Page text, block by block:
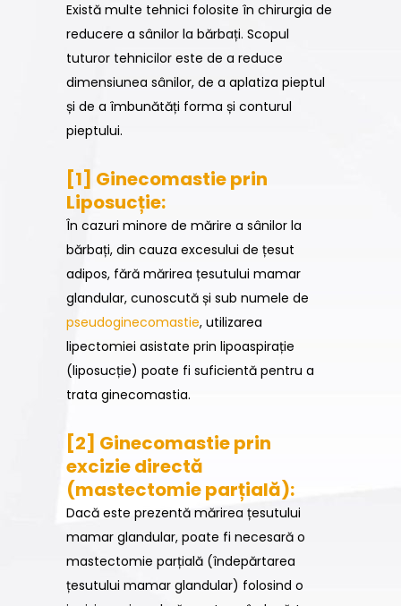
Există multe tehnici folosite în chirurgia de
reducere a sânilor la bărbați. Scopul
tuturor tehnicilor este de a reduce
dimensiunea sânilor, de a aplatiza pieptul
și de a îmbunătăți forma și conturul
pieptului.
[1] Ginecomastie prin
Liposucție:
În cazuri minore de mărire a sânilor la
bărbați, din cauza excesului de țesut
adipos, fără mărirea țesutului mamar
glandular, cunoscută și sub numele de
pseudoginecomastie, utilizarea
lipectomiei asistate prin lipoaspirație
(liposucție) poate fi suficientă pentru a
trata ginecomastia.
[2] Ginecomastie prin
excizie directă
(mastectomie parțială):
Dacă este prezentă mărirea țesutului
mamar glandular, poate fi necesară o
mastectomie parțială (îndepărtarea
țesutului mamar glandular) folosind o